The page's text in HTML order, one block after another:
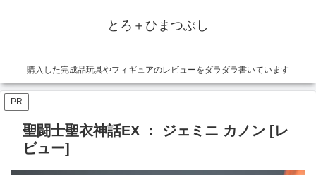
とろ＋ひまつぶし
購入した完成品玩具やフィギュアのレビューをダラダラ書いています
PR
聖闘士聖衣神話EX ： ジェミニ カノン [レ
ビュー]